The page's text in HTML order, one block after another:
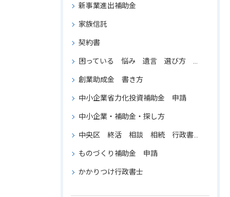
新事業進出補助金
家族信託
契約書
困っている 悩み 遺言 選び方 専門家 比較 相続 相談
創業助成金 書き方
中小企業省力化投資補助金 申請
中小企業・補助金・探し方
中央区 終活 相談 相続 行政書士 葬儀
ものづくり補助金 申請
かかりつけ行政書士